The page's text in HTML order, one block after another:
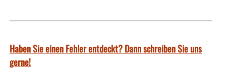
Haben Sie einen Fehler entdeckt? Dann schreiben Sie uns
gerne!